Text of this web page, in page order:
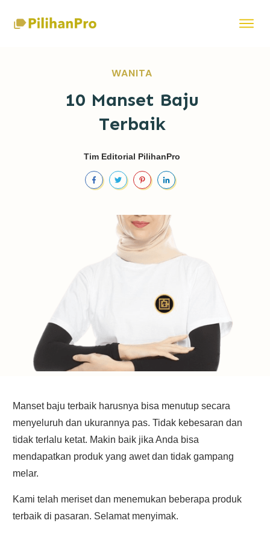
WANITA
10 Manset Baju
Terbaik
Tim Editorial PilihanPro
Manset baju terbaik harusnya bisa menutup secara
menyeluruh dan ukurannya pas. Tidak kebesaran dan
tidak terlalu ketat. Makin baik jika Anda bisa
mendapatkan produk yang awet dan tidak gampang
melar.
Kami telah meriset dan menemukan beberapa produk
terbaik di pasaran. Selamat menyimak.